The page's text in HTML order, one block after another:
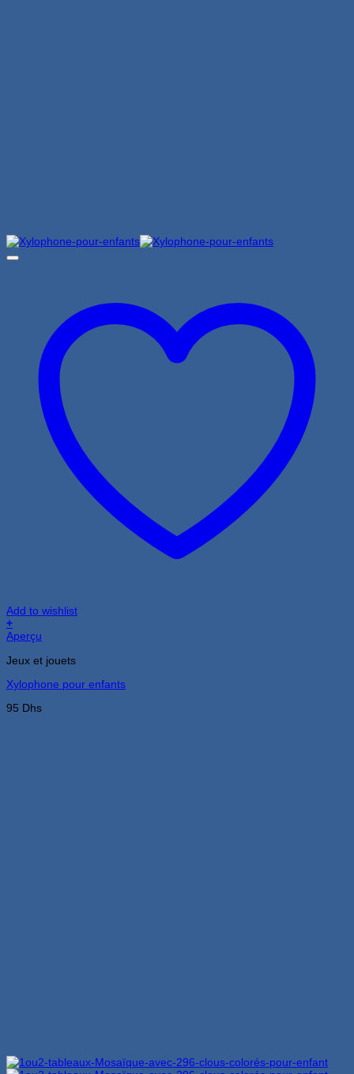
Add to wishlist
+
Aperçu
Jeux et jouets
Xylophone pour enfants
95 Dhs